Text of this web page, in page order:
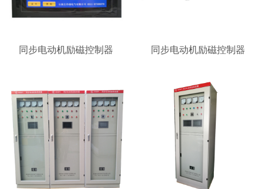
同步电动机励磁控制器 同步电动机励磁控制器